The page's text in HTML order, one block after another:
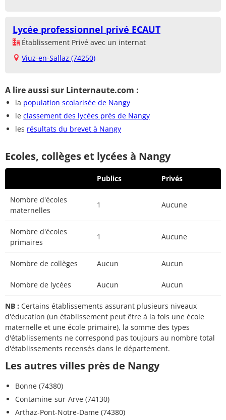
Lycée professionnel privé ECAUT
Établissement Privé avec un internat
Viuz-en-Sallaz (74250)
A lire aussi sur Linternaute.com :
la population scolarisée de Nangy
le classement des lycées près de Nangy
les résultats du brevet à Nangy
Ecoles, collèges et lycées à Nangy
Publics Privés
Nombre d'écoles
maternelles
1 Aucune
Nombre d'écoles
primaires
1 Aucune
Nombre de collèges Aucun Aucun
Nombre de lycées Aucun Aucun
NB : Certains établissements assurant plusieurs niveaux
d'éducation (un établissement peut être à la fois une école
maternelle et une école primaire), la somme des types
d'établissements ne correspond pas toujours au nombre total
d'établissements recensés dans le département.
Les autres villes près de Nangy
Bonne (74380)
Contamine-sur-Arve (74130)
Arthaz-Pont-Notre-Dame (74380)